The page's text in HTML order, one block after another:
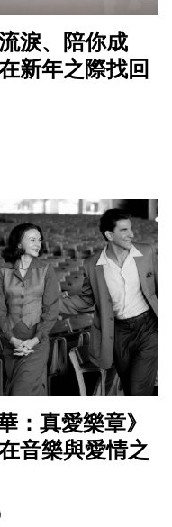
淚、陪你成
新年之際找回
：真愛樂章》
音樂與愛情之